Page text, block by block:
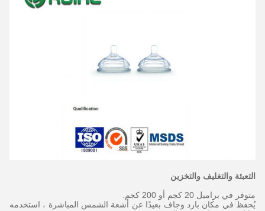
التعبئة والتغليف والتخزين
متوفر في براميل 20 كجم أو 200 كجم.
يُحفظ في مكان بارد وجاف بعيدًا عن أشعة الشمس المباشرة ، استخدمه